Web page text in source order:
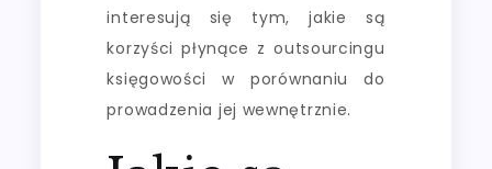
interesują się tym, jakie są
korzyści płynące z outsourcingu
księgowości w porównaniu do
prowadzenia jej wewnętrznie.